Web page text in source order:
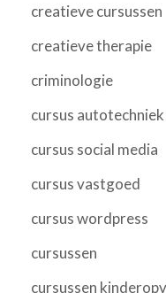
creatieve cursussen
creatieve therapie
criminologie
cursus autotechniek
cursus social media
cursus vastgoed
cursus wordpress
cursussen
cursussen